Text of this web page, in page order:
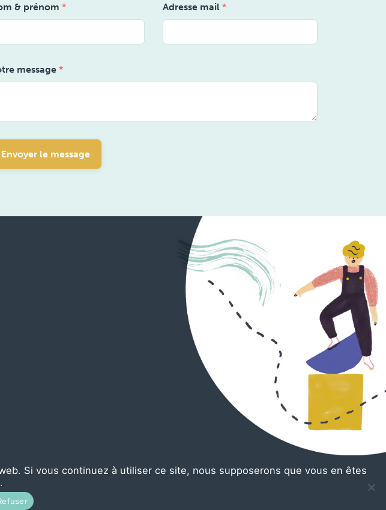
& prénom * Adresse mail *
message *
Envoyer le message
Si vous continuez à utiliser ce site, nous supposerons que vous en êtes